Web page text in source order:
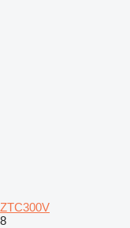
ZTC300V
8